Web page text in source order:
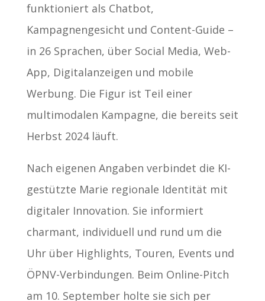
funktioniert als Chatbot,
Kampagnengesicht und Content-Guide –
in 26 Sprachen, über Social Media, Web-
App, Digitalanzeigen und mobile
Werbung. Die Figur ist Teil einer
multimodalen Kampagne, die bereits seit
Herbst 2024 läuft.
Nach eigenen Angaben verbindet die KI-
gestützte Marie regionale Identität mit
digitaler Innovation. Sie informiert
charmant, individuell und rund um die
Uhr über Highlights, Touren, Events und
ÖPNV-Verbindungen. Beim Online-Pitch
am 10. September holte sie sich per